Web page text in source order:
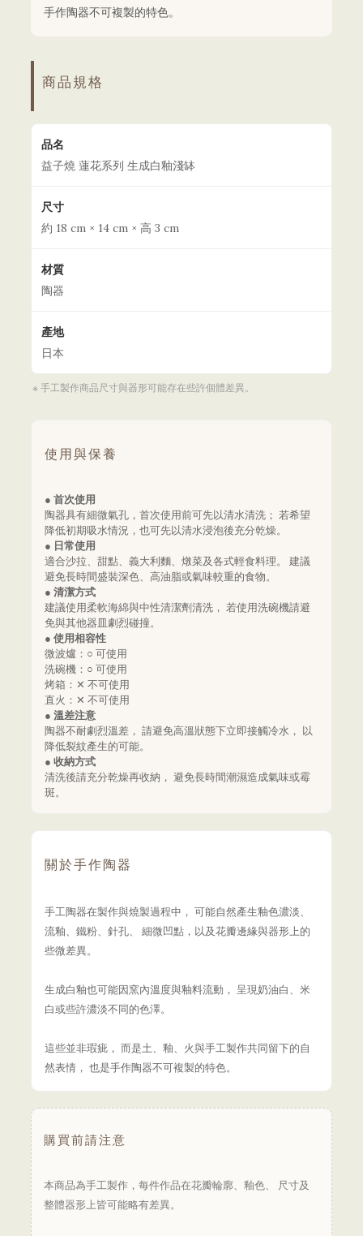
手作陶器不可複製的特色。
商品規格
品名
益子燒 蓮花系列 生成白釉淺缽
尺寸
約 18 cm × 14 cm × 高 3 cm
材質
陶器
產地
日本
※ 手工製作商品尺寸與器形可能存在些許個體差異。
使用與保養
● 首次使用
陶器具有細微氣孔，首次使用前可先以清水清洗； 若希望
降低初期吸水情況，也可先以清水浸泡後充分乾燥。
● 日常使用
適合沙拉、甜點、義大利麵、燉菜及各式輕食料理。 建議
避免長時間盛裝深色、高油脂或氣味較重的食物。
● 清潔方式
建議使用柔軟海綿與中性清潔劑清洗， 若使用洗碗機請避
免與其他器皿劇烈碰撞。
● 使用相容性
微波爐：○ 可使用
洗碗機：○ 可使用
烤箱：✕ 不可使用
直火：✕ 不可使用
● 溫差注意
陶器不耐劇烈溫差， 請避免高溫狀態下立即接觸冷水， 以
降低裂紋產生的可能。
● 收納方式
清洗後請充分乾燥再收納， 避免長時間潮濕造成氣味或霉
斑。
關於手作陶器
手工陶器在製作與燒製過程中， 可能自然產生釉色濃淡、
流釉、鐵粉、針孔、 細微凹點，以及花瓣邊緣與器形上的
些微差異。
生成白釉也可能因窯內溫度與釉料流動， 呈現奶油白、米
白或些許濃淡不同的色澤。
這些並非瑕疵， 而是土、釉、火與手工製作共同留下的自
然表情， 也是手作陶器不可複製的特色。
購買前請注意
本商品為手工製作，每件作品在花瓣輪廓、釉色、 尺寸及
整體器形上皆可能略有差異。